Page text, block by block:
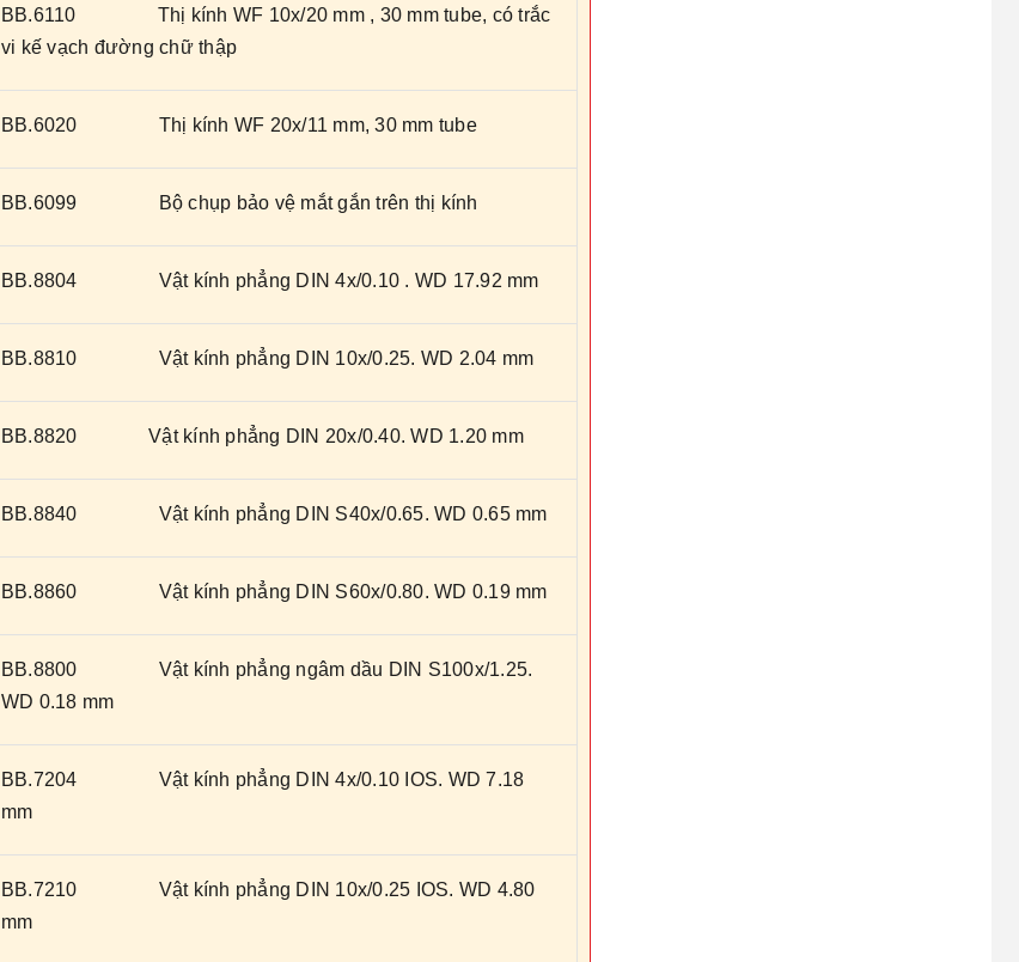
BB.6110 Thị kính WF 10x/20 mm , 30 mm tube, có trắc
vi kế vạch đường chữ thập
BB.6020 Thị kính WF 20x/11 mm, 30 mm tube
BB.6099 Bộ chụp bảo vệ mắt gắn trên thị kính
BB.8804 Vật kính phẳng DIN 4x/0.10 . WD 17.92 mm
BB.8810 Vật kính phẳng DIN 10x/0.25. WD 2.04 mm
BB.8820 Vật kính phẳng DIN 20x/0.40. WD 1.20 mm
BB.8840 Vật kính phẳng DIN S40x/0.65. WD 0.65 mm
BB.8860 Vật kính phẳng DIN S60x/0.80. WD 0.19 mm
BB.8800 Vật kính phẳng ngâm dầu DIN S100x/1.25.
WD 0.18 mm
BB.7204 Vật kính phẳng DIN 4x/0.10 IOS. WD 7.18
mm
BB.7210 Vật kính phẳng DIN 10x/0.25 IOS. WD 4.80
mm